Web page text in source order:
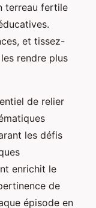
terreau fertile
et tissez-
rendre plus
de relier
les défis
enrichit le
de
épisode en